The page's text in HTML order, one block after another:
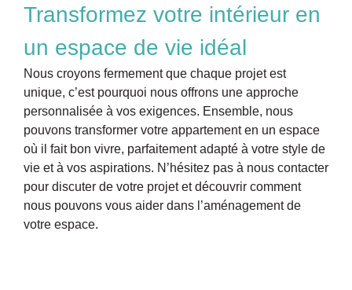
Transformez votre intérieur en
un espace de vie idéal
Nous croyons fermement que chaque projet est
unique, c’est pourquoi nous offrons une approche
personnalisée à vos exigences. Ensemble, nous
pouvons transformer votre appartement en un espace
où il fait bon vivre, parfaitement adapté à votre style de
vie et à vos aspirations. N’hésitez pas à nous contacter
pour discuter de votre projet et découvrir comment
nous pouvons vous aider dans l’aménagement de
votre espace.